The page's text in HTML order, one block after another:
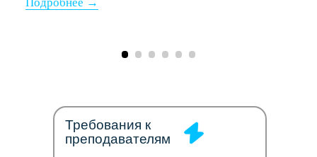
Требования к
преподавателям